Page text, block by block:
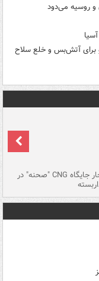
و روسیه می‌دود
برای آتش‌بس و خلع سلاح
لحظه انفجار جایگاه CNG "صحنه" در